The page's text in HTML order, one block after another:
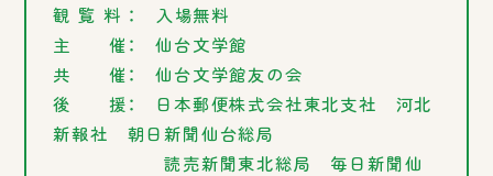
観 覧 料 ： 入場無料
主
催： 仙台文学館
共
催： 仙台文学館友の会
後
援： 日本郵便株式会社東北支社 河北
新報社 朝日新聞仙台総局
読売新聞東北総局 毎日新聞仙